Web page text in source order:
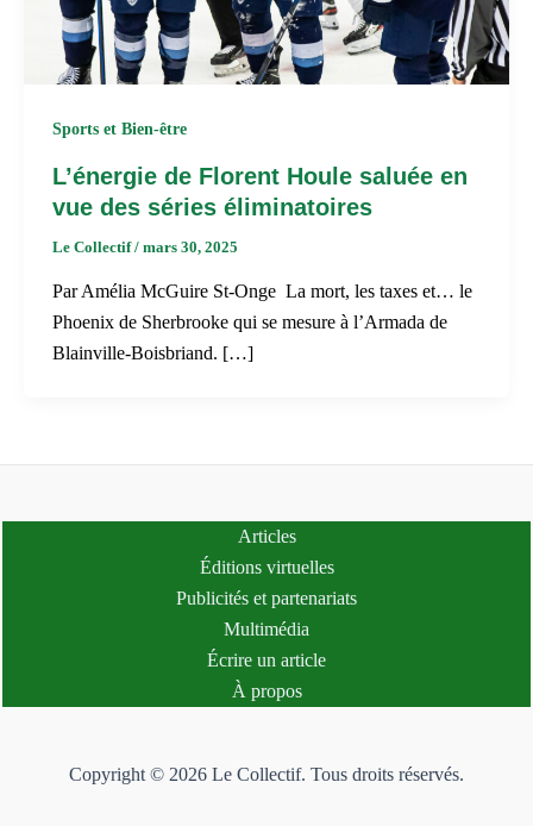
Sports et Bien-être
L’énergie de Florent Houle saluée en
vue des séries éliminatoires
Le Collectif/ mars 30, 2025
Par Amélia McGuire St-Onge La mort, les taxes et… le
Phoenix de Sherbrooke qui se mesure à l’Armada de
Blainville-Boisbriand. […]
Articles
Éditions virtuelles
Publicités et partenariats
Multimédia
Écrire un article
À propos
Copyright © 2026 Le Collectif. Tous droits réservés.